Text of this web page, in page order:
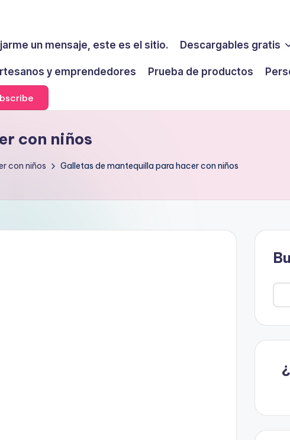
un mensaje, este es el sitio. Descargables gratis
y emprendedores Prueba de productos
con niños
con niños Galletas de mantequilla para hacer con niños